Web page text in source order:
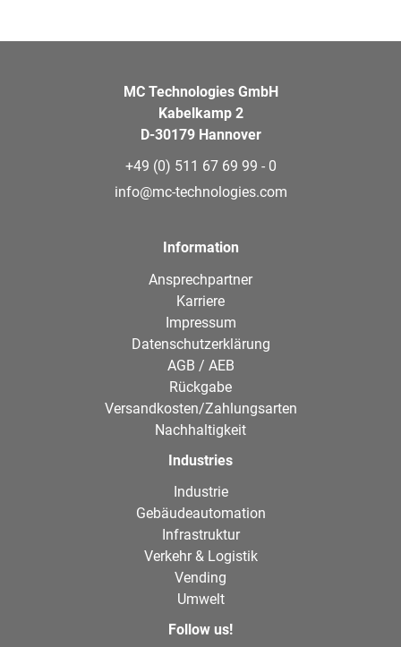
MC Technologies GmbH
Kabelkamp 2
D-30179 Hannover
+49 (0) 511 67 69 99 - 0
info@mc-technologies.com
Information
Ansprechpartner
Karriere
Impressum
Datenschutzerklärung
AGB / AEB
Rückgabe
Versandkosten/Zahlungsarten
Nachhaltigkeit
Industries
Industrie
Gebäudeautomation
Infrastruktur
Verkehr & Logistik
Vending
Umwelt
Follow us!